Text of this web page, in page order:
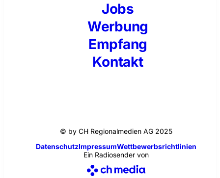
Jobs
Werbung
Empfang
Kontakt
© by CH Regionalmedien AG 2025
DatenschutzImpressumWettbewerbsrichtlinien
Ein Radiosender von